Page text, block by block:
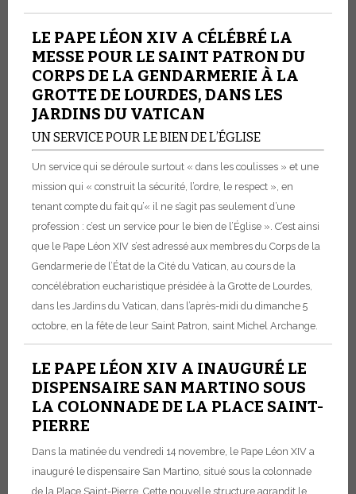
LE PAPE LÉON XIV A CÉLÉBRÉ LA
MESSE POUR LE SAINT PATRON DU
CORPS DE LA GENDARMERIE À LA
GROTTE DE LOURDES, DANS LES
JARDINS DU VATICAN
UN SERVICE POUR LE BIEN DE L’ÉGLISE
Un service qui se déroule surtout « dans les coulisses » et une
mission qui « construit la sécurité, l’ordre, le respect », en
tenant compte du fait qu’« il ne s’agit pas seulement d’une
profession : c’est un service pour le bien de l’Église ». C’est ainsi
que le Pape Léon XIV s’est adressé aux membres du Corps de la
Gendarmerie de l’État de la Cité du Vatican, au cours de la
concélébration eucharistique présidée à la Grotte de Lourdes,
dans les Jardins du Vatican, dans l’après-midi du dimanche 5
octobre, en la fête de leur Saint Patron, saint Michel Archange.
LE PAPE LÉON XIV A INAUGURÉ LE
DISPENSAIRE SAN MARTINO SOUS
LA COLONNADE DE LA PLACE SAINT-
PIERRE
Dans la matinée du vendredi 14 novembre, le Pape Léon XIV a
inauguré le dispensaire San Martino, situé sous la colonnade
de la Place Saint-Pierre. Cette nouvelle structure agrandit le